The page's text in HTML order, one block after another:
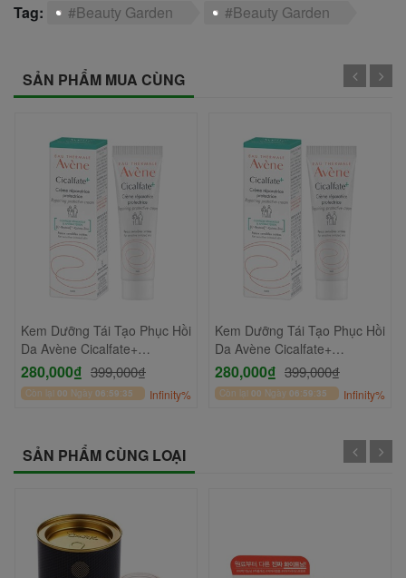
Tag: #Beauty Garden #Beauty Garden
SẢN PHẨM MUA CÙNG
Kem Dưỡng Tái Tạo Phục Hồi
Da Avène Cicalfate+
Repairing Protective Cream
40ml
280,000₫ 399,000₫
Còn lại 00 Ngày 06:59:34 Infinity%
Kem Dưỡng Tái Tạo Phục Hồi
Da Avène Cicalfate+
Repairing Protective Cream
40ml
280,000₫ 399,000₫
Còn lại 00 Ngày 06:59:34 Infinity%
SẢN PHẨM CÙNG LOẠI